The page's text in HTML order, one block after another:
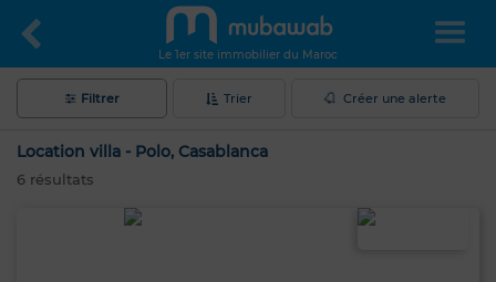
Le 1er site immobilier du Maroc
Filtrer Trier Créer une alerte
Location villa - Polo, Casablanca
6 résultats